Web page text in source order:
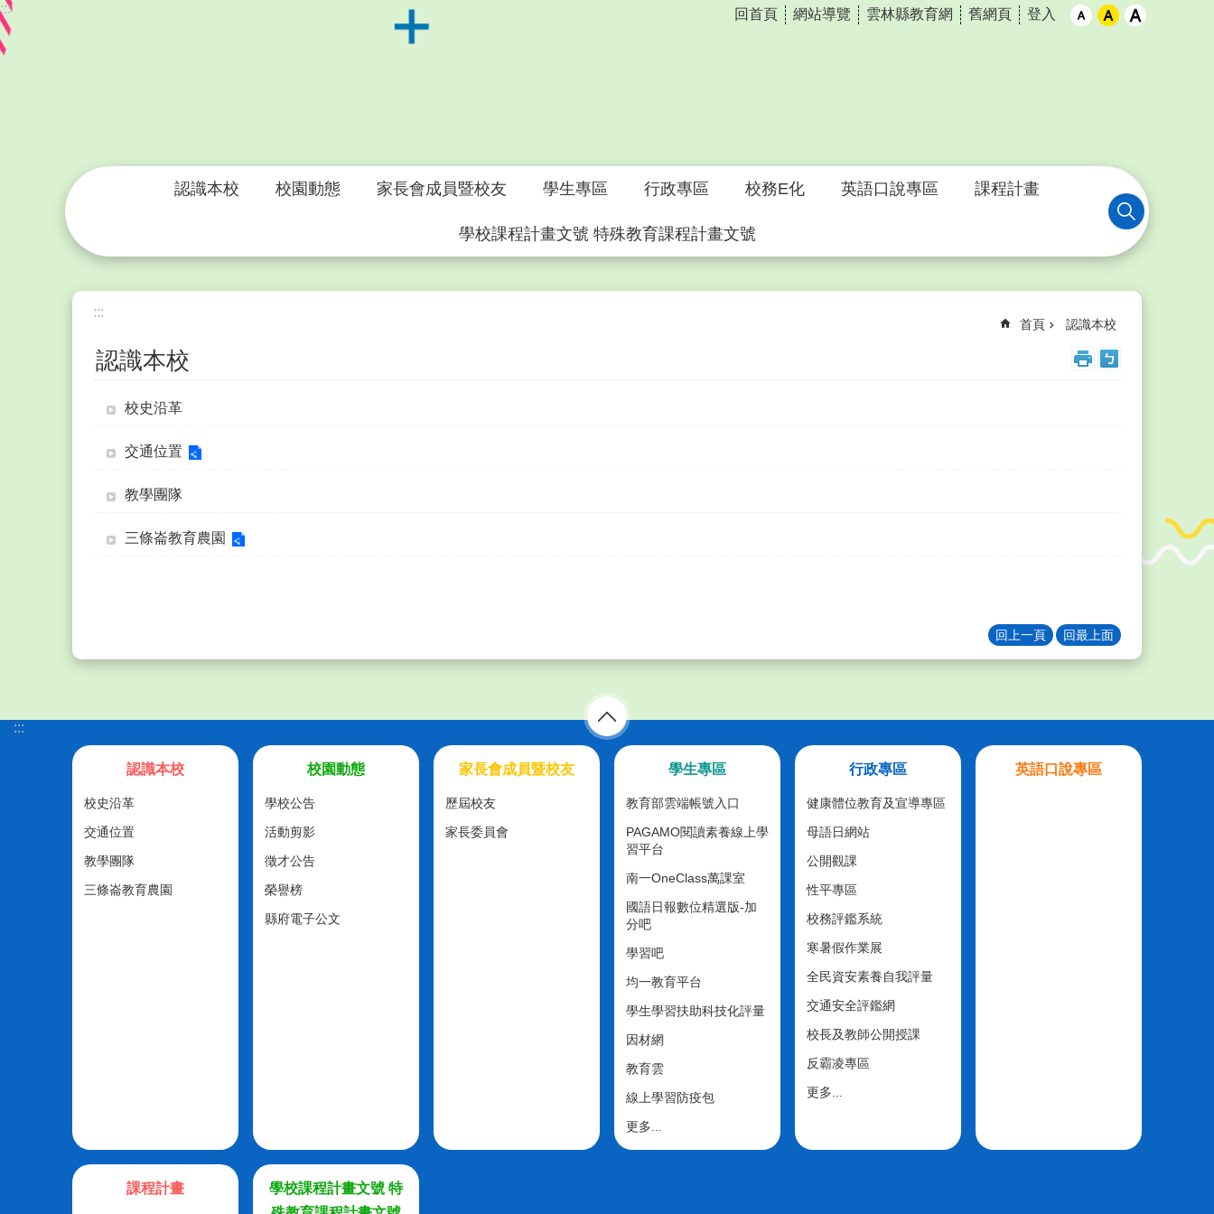
跳到主要內容區塊
::: 回首頁 網站導覽 雲林縣教育網 舊網頁 登入
認識本校 校園動態 家長會成員暨校友 學生專區 行政專區 校務E化 英語口說專區 課程計畫
學校課程計畫文號 特殊教育課程計畫文號
:::
首頁 認識本校
認識本校
校史沿革
交通位置
教學團隊
三條崙教育農園
回上一頁 回最上面
:::
認識本校
校史沿革
交通位置
教學團隊
三條崙教育農園
校園動態
學校公告
活動剪影
徵才公告
榮譽榜
縣府電子公文
家長會成員暨校友
歷屆校友
家長委員會
學生專區
教育部雲端帳號入口
PAGAMO閱讀素養線上學
習平台
南一OneClass萬課室
國語日報數位精選版-加
分吧
學習吧
均一教育平台
學生學習扶助科技化評量
因材網
教育雲
線上學習防疫包
更多...
行政專區
健康體位教育及宣導專區
母語日網站
公開觀課
性平專區
校務評鑑系統
寒暑假作業展
全民資安素養自我評量
交通安全評鑑網
校長及教師公開授課
反霸凌專區
更多...
英語口說專區
課程計畫
學校課程計畫文號 特